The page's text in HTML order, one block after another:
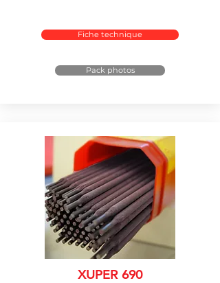
Fiche technique
Pack photos
XUPER 690